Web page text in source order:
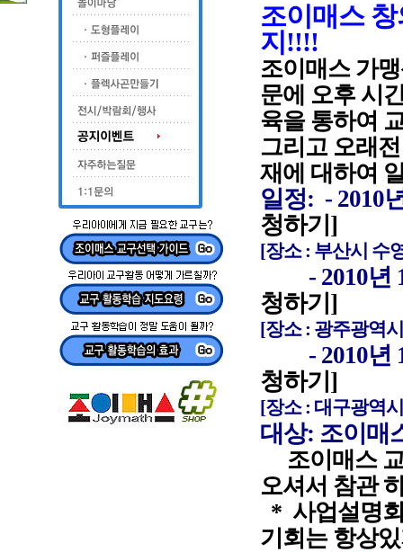
조이매스
지!!!!
조이매스 가
문에 오후 시
육을 통하여
그리고 오래
재에 대하여
일정: - 2010
청하기]
[장소 : 부산시 수
- 2010년
청하기]
[장소 : 광주광역
- 2010년
청하기]
[장소 : 대구광역
대상: 조이매
조이매스 교
오셔서 참관
* 사업설명
기회는 항상